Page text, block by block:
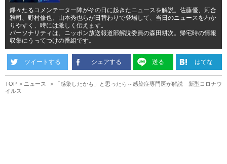
錚々たるコメンテーター陣がその日に起きたニュースを解説。佐藤優、河合
雅司、野村修也、山本秀也らが日替わりで登場して、当日のニュースをわか
りやすく、時には激しく伝えます。
パーソナリティは、ニッポン放送報道部解説委員の森田耕次。帰宅時の情報
収集にうってつけの番組です。
ツイートする シェアする 送る はてな
TOP ニュース
「感染したかも」と思ったら～感染症専門医が解説 新型コロナウ
イルス